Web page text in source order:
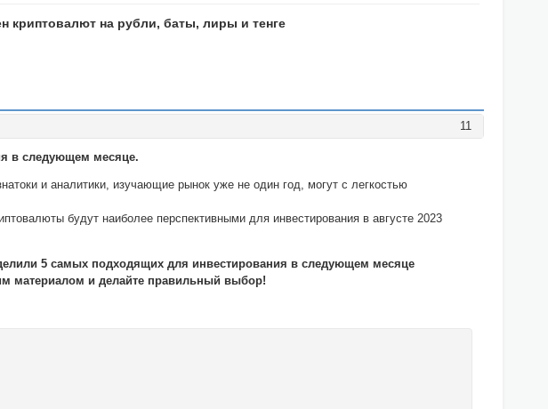
криптовалют на рубли, баты, лиры и тенге
11
в следующем месяце.
и аналитики, изучающие рынок уже не один год, могут с легкостью
будут наиболее перспективными для инвестирования в августе 2023
5 самых подходящих для инвестирования в следующем месяце
материалом и делайте правильный выбор!